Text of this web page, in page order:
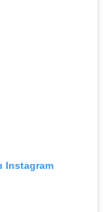
Instagram